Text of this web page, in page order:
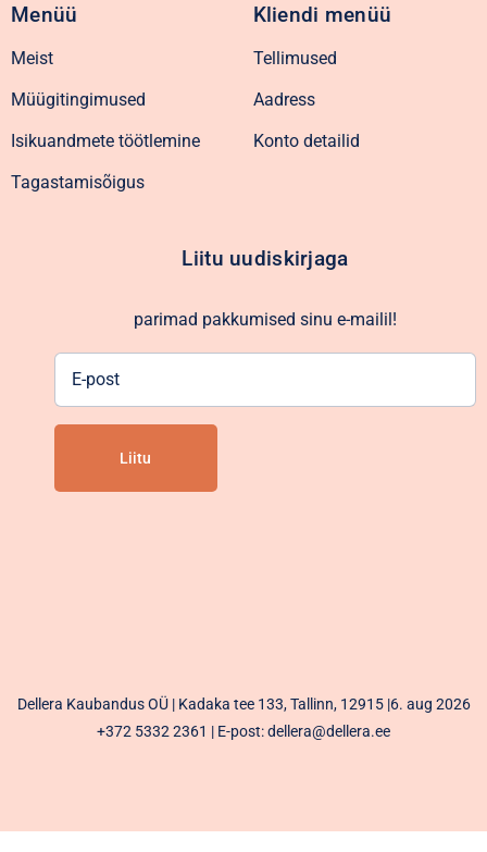
Menüü
Meist
Müügitingimused
Isikuandmete töötlemine
Tagastamisõigus
Kliendi menüü
Tellimused
Aadress
Konto detailid
Liitu uudiskirjaga
parimad pakkumised sinu e-mailil!
Dellera Kaubandus OÜ | Kadaka tee 133, Tallinn, 12915 |6. aug 2026
+372 5332 2361 | E-post: dellera@dellera.ee